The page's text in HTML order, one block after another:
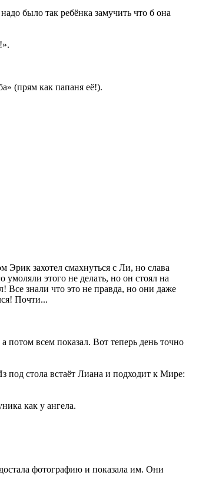
было так ребёнка замучить что б она
(прям как папаня её!).
захотел смахнуться с Ли, но слава
этого не делать, но он стоял на
Все знали что это не правда, но они даже
Почти...
всем показал. Вот теперь день точно
под стола встаёт Лиана и подходит к Мире:
как у ангела.
фотографию и показала им. Они